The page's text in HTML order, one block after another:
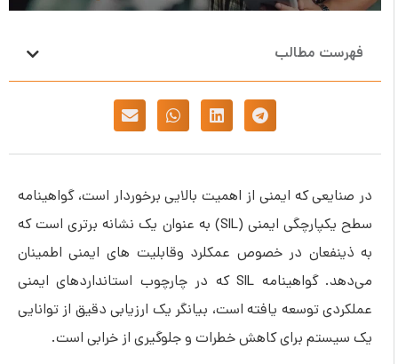
فهرست مطالب
در صنایعی که ایمنی از اهمیت بالایی برخوردار است، گواهینامه
سطح یکپارچگی ایمنی (SIL) به عنوان یک نشانه برتری است که
به ذینفعان در خصوص عمکلرد وقابلیت های ایمنی اطمینان
می‌دهد. گواهینامه SIL که در چارچوب استانداردهای ایمنی
عملکردی توسعه یافته است، بیانگر یک ارزیابی دقیق از توانایی
یک سیستم برای کاهش خطرات و جلوگیری از خرابی است.